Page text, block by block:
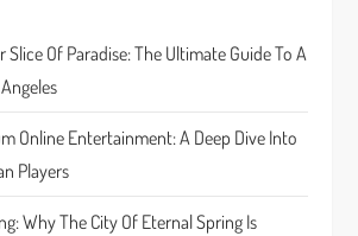
Slice Of Paradise: The Ultimate Guide To A
Online Entertainment: A Deep Dive Into
Players
Why The City Of Eternal Spring Is